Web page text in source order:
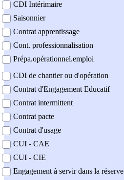
CDI Intérimaire
Saisonnier
Contrat apprentissage
Cont. professionnalisation
Prépa.opérationnel.emploi
CDI de chantier ou d'opération
Contrat d'Engagement Educatif
Contrat intermittent
Contrat pacte
Contrat d'usage
CUI - CAE
CUI - CIE
Engagement à servir dans la réserve